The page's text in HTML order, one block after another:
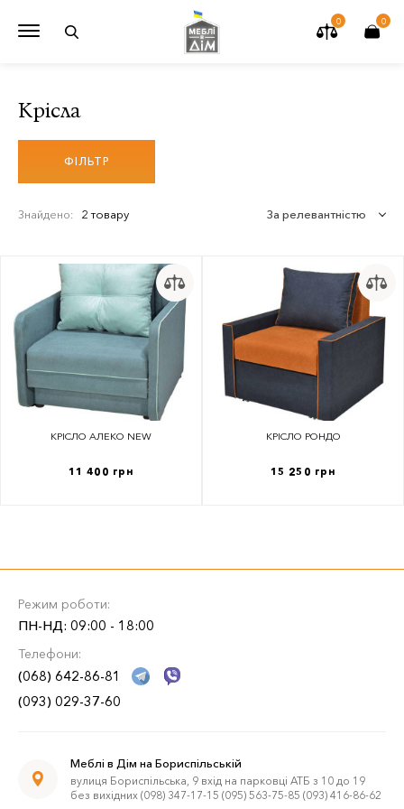
0 0
Крісла
ФІЛЬТР
Знайдено: 2 товару За релевантністю
КРІСЛО АЛЕКО NEW
11 400 грн
КРІСЛО РОНДО
15 250 грн
Режим роботи:
ПН-НД: 09:00 - 18:00
Телефони:
(068) 642-86-81
(093) 029-37-60
Меблі в Дім на Бориспільській
вулиця Бориспільська, 9 вхід на парковці АТБ з 10 до 19
без вихідних (098) 347-17-15 (095) 563-75-85 (093) 416-86-62